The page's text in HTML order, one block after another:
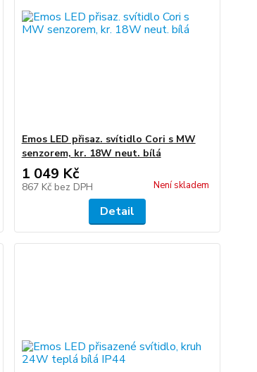
Emos LED přisaz. svítidlo Cori s MW
senzorem, kr. 18W neut. bílá
1 049 Kč
867 Kč bez DPH Není skladem
Detail